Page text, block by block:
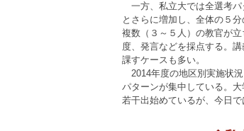
一方、私立大では全選考
とさらに増加し、全体の５
複数（３～５人）の教官が
度、発言などを採点する。
課すケースも多い。
2014年度の地区別実施状
パターンが集中している。
若干出始めているが、今日